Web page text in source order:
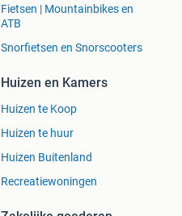
Fietsen | Mountainbikes en
ATB
Snorfietsen en Snorscooters
Huizen en Kamers
Huizen te Koop
Huizen te huur
Huizen Buitenland
Recreatiewoningen